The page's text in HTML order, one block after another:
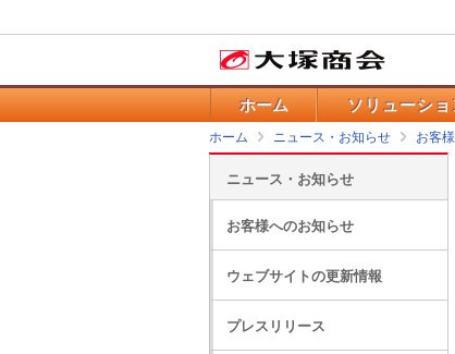
ホーム ソリューシ
ホーム ニュース・お知らせ お客
ニュース・お知らせ
お客様へのお知らせ
ウェブサイトの更新情報
プレスリリース